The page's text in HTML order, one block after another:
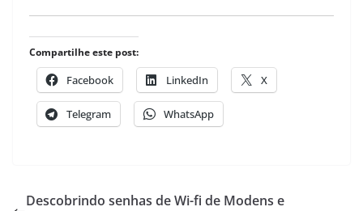
Compartilhe este post:
Facebook LinkedIn X
Telegram WhatsApp
Descobrindo senhas de Wi-fi de Modens e